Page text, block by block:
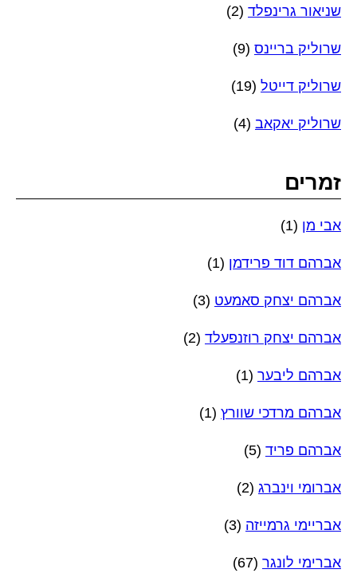
שניאור גרינפלד (2)
שרוליק בריינס (9)
שרוליק דייטל (19)
שרוליק יאקאב (4)
זמרים
אבי מן (1)
אברהם דוד פרידמן (1)
אברהם יצחק סאמעט (3)
אברהם יצחק רוזנפעלד (2)
אברהם ליבער (1)
אברהם מרדכי שוורץ (1)
אברהם פריד (5)
אברומי וינברג (2)
אבריימי גרמייזה (3)
אברימי לונגר (67)